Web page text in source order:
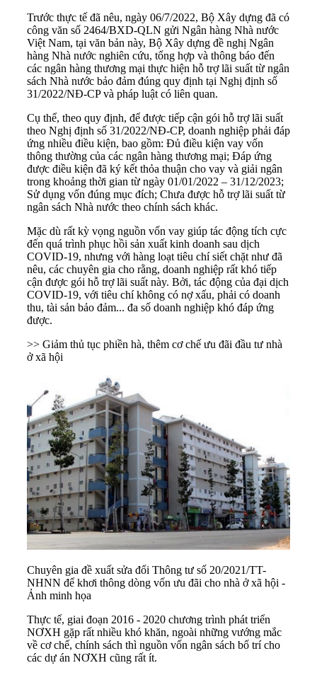
Trước thực tế đã nêu, ngày 06/7/2022, Bộ Xây dựng đã có
công văn số 2464/BXD-QLN gửi Ngân hàng Nhà nước
Việt Nam, tại văn bản này, Bộ Xây dựng đề nghị Ngân
hàng Nhà nước nghiên cứu, tổng hợp và thông báo đến
các ngân hàng thương mại thực hiện hỗ trợ lãi suất từ ngân
sách Nhà nước bảo đảm đúng quy định tại Nghị định số
31/2022/NĐ-CP và pháp luật có liên quan.
Cụ thể, theo quy định, để được tiếp cận gói hỗ trợ lãi suất
theo Nghị định số 31/2022/NĐ-CP, doanh nghiệp phải đáp
ứng nhiều điều kiện, bao gồm: Đủ điều kiện vay vốn
thông thường của các ngân hàng thương mại; Đáp ứng
được điều kiện đã ký kết thỏa thuận cho vay và giải ngân
trong khoảng thời gian từ ngày 01/01/2022 – 31/12/2023;
Sử dụng vốn đúng mục đích; Chưa được hỗ trợ lãi suất từ
ngân sách Nhà nước theo chính sách khác.
Mặc dù rất kỳ vọng nguồn vốn vay giúp tác động tích cực
đến quá trình phục hồi sản xuất kinh doanh sau dịch
COVID-19, nhưng với hàng loạt tiêu chí siết chặt như đã
nêu, các chuyên gia cho rằng, doanh nghiệp rất khó tiếp
cận được gói hỗ trợ lãi suất này. Bởi, tác động của đại dịch
COVID-19, với tiêu chí không có nợ xấu, phải có doanh
thu, tài sản bảo đảm... đa số doanh nghiệp khó đáp ứng
được.
>> Giảm thủ tục phiền hà, thêm cơ chế ưu đãi đầu tư nhà
ở xã hội
Chuyên gia đề xuất sửa đổi Thông tư số 20/2021/TT-
NHNN để khơi thông dòng vốn ưu đãi cho nhà ở xã hội -
Ảnh minh họa
Thực tế, giai đoạn 2016 - 2020 chương trình phát triển
NƠXH gặp rất nhiều khó khăn, ngoài những vướng mắc
về cơ chế, chính sách thì nguồn vốn ngân sách bố trí cho
các dự án NƠXH cũng rất ít.